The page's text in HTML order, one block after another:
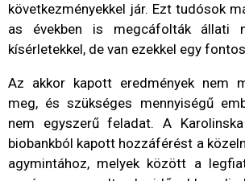
következményekkel jár. Ezt tudósok
as években is megcáfolták állati
kísérletekkel, de van ezekkel egy
Az akkor kapott eredmények nem
meg, és szükséges mennyiségű
nem egyszerű feladat. A
biobankból kapott hozzáférést a
agymintához, melyek között a